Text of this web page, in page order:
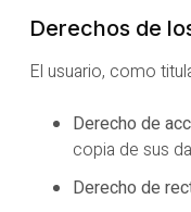
Derechos de
El usuario, como
Derecho de
copia de sus
Derecho de